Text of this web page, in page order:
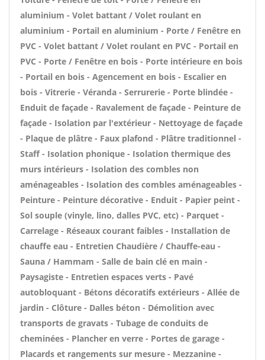
aluminium - Volet battant / Volet roulant en
aluminium - Portail en aluminium - Porte / Fenêtre en
PVC - Volet battant / Volet roulant en PVC - Portail en
PVC - Porte / Fenêtre en bois - Porte intérieure en bois
- Portail en bois - Agencement en bois - Escalier en
bois - Vitrerie - Véranda - Serrurerie - Porte blindée -
Enduit de façade - Ravalement de façade - Peinture de
façade - Isolation par l'extérieur - Nettoyage de façade
- Plaque de plâtre - Faux plafond - Plâtre traditionnel -
Staff - Isolation phonique - Isolation thermique des
murs intérieurs - Isolation des combles non
aménageables - Isolation des combles aménageables -
Peinture - Peinture décorative - Enduit - Papier peint -
Sol souple (vinyle, lino, dalles PVC, etc) - Parquet -
Carrelage - Réseaux courant faibles - Installation de
chauffe eau - Entretien Chaudière / Chauffe-eau -
Sauna / Hammam - Salle de bain clé en main -
Paysagiste - Entretien espaces verts - Pavé
autobloquant - Bétons décoratifs extérieurs - Allée de
jardin - Clôture - Dalles béton - Démolition avec
transports de gravats - Tubage de conduits de
cheminées - Plancher en verre - Portes de garage -
Placards et rangements sur mesure - Mezzanine -